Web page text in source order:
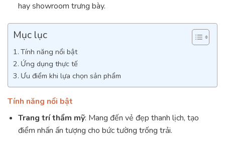
hay showroom trưng bày.
Mục lục
Tính năng nổi bật
Ứng dụng thực tế
Ưu điểm khi lựa chọn sản phẩm
Tính năng nổi bật
Trang trí thẩm mỹ: Mang đến vẻ đẹp thanh lịch, tạo
điểm nhấn ấn tượng cho bức tường trống trải.